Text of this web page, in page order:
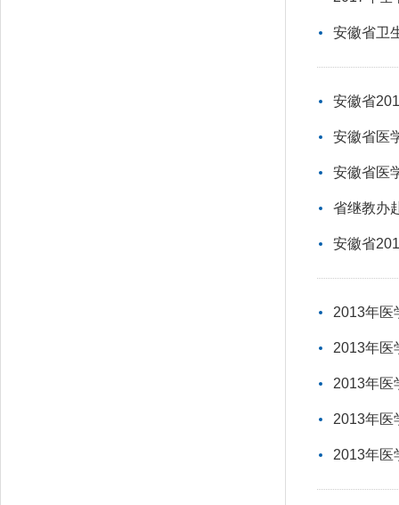
安徽省卫
安徽省
安徽省医
安徽省医
省继教办
安徽省
2013年医
2013年医
2013年医
2013年医
2013年医